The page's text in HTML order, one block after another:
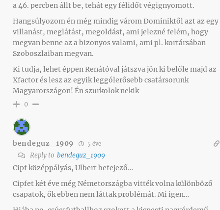
a 46. percben állt be, tehát egy félidőt végignyomott.
Hangsúlyozom én még mindig várom Dominiktől azt az egy
villanást, meglátást, megoldást, ami jelezné felém, hogy
megvan benne az a bizonyos valami, ami pl. kortársában
Szoboszlaiban megvan.
Ki tudja, lehet éppen Renátóval játszva jön ki belőle majd az
Xfactor és lesz az egyik leggólerősebb csatársorunk
Magyarországon! Én szurkolok nekik
0
bendeguz_1909 5 éve
Reply to bendeguz_1909
Cipf középpályás, Ulbert befejező…
Cipfet két éve még Németországba vitték volna különböző
csapatok, ők ebben nem láttak problémát. Mi igen…